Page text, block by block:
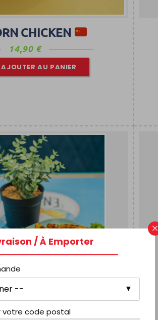
CHICKEN
14,90 €
AJOUTER AU PANIER
×
/ À Emporter
votre code postal